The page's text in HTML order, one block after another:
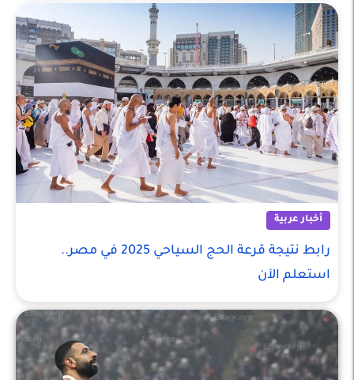
أخبار عربية
رابط نتيجة قرعة الحج السياحي 2025 في مصر..
استعلم الآن